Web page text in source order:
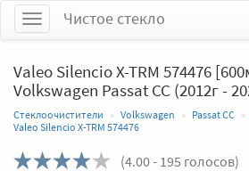
МенюЧистое стекло
Valeo Silencio X-TRM 574476
Volkswagen Passat CC (2012г -
Стеклоочистители Volkswagen Passat CC
Valeo Silencio X-TRM 574476
(4.00- 195 голосов)